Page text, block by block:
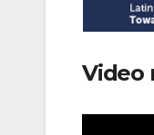
Video